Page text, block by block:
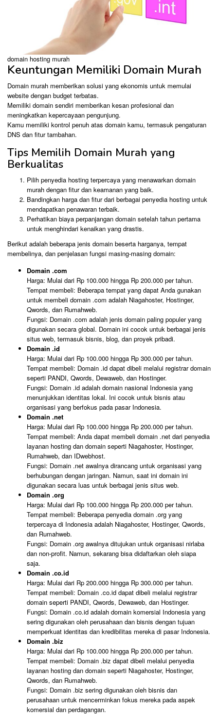
domain hosting murah
Keuntungan Memiliki Domain Murah
Domain murah memberikan solusi yang ekonomis untuk memulai
website dengan budget terbatas.
Memiliki domain sendiri memberikan kesan profesional dan
meningkatkan kepercayaan pengunjung.
Kamu memiliki kontrol penuh atas domain kamu, termasuk pengaturan
DNS dan fitur tambahan.
Tips Memilih Domain Murah yang
Berkualitas
Pilih penyedia hosting terpercaya yang menawarkan domain
murah dengan fitur dan keamanan yang baik.
Bandingkan harga dan fitur dari berbagai penyedia hosting untuk
mendapatkan penawaran terbaik.
Perhatikan biaya perpanjangan domain setelah tahun pertama
untuk menghindari kenaikan yang drastis.
Berikut adalah beberapa jenis domain beserta harganya, tempat
membelinya, dan penjelasan fungsi masing-masing domain:
Domain .com
Harga: Mulai dari Rp 100.000 hingga Rp 200.000 per tahun.
Tempat membeli: Beberapa tempat yang dapat Anda gunakan
untuk membeli domain .com adalah Niagahoster, Hostinger,
Qwords, dan Rumahweb.
Fungsi: Domain .com adalah jenis domain paling populer yang
digunakan secara global. Domain ini cocok untuk berbagai jenis
situs web, termasuk bisnis, blog, dan proyek pribadi.
Domain .id
Harga: Mulai dari Rp 100.000 hingga Rp 300.000 per tahun.
Tempat membeli: Domain .id dapat dibeli melalui registrar domain
seperti PANDI, Qwords, Dewaweb, dan Hostinger.
Fungsi: Domain .id adalah domain nasional Indonesia yang
menunjukkan identitas lokal. Ini cocok untuk bisnis atau
organisasi yang berfokus pada pasar Indonesia.
Domain .net
Harga: Mulai dari Rp 100.000 hingga Rp 200.000 per tahun.
Tempat membeli: Anda dapat membeli domain .net dari penyedia
layanan hosting dan domain seperti Niagahoster, Hostinger,
Rumahweb, dan IDwebhost.
Fungsi: Domain .net awalnya dirancang untuk organisasi yang
berhubungan dengan jaringan. Namun, saat ini domain ini
digunakan secara luas untuk berbagai jenis situs web.
Domain .org
Harga: Mulai dari Rp 100.000 hingga Rp 200.000 per tahun.
Tempat membeli: Beberapa penyedia domain .org yang
terpercaya di Indonesia adalah Niagahoster, Hostinger, Qwords,
dan Rumahweb.
Fungsi: Domain .org awalnya ditujukan untuk organisasi nirlaba
dan non-profit. Namun, sekarang bisa didaftarkan oleh siapa
saja.
Domain .co.id
Harga: Mulai dari Rp 200.000 hingga Rp 300.000 per tahun.
Tempat membeli: Domain .co.id dapat dibeli melalui registrar
domain seperti PANDI, Qwords, Dewaweb, dan Hostinger.
Fungsi: Domain .co.id adalah domain komersial Indonesia yang
sering digunakan oleh perusahaan dan bisnis dengan tujuan
memperkuat identitas dan kredibilitas mereka di pasar Indonesia.
Domain .biz
Harga: Mulai dari Rp 100.000 hingga Rp 200.000 per tahun.
Tempat membeli: Domain .biz dapat dibeli melalui penyedia
layanan hosting dan domain seperti Niagahoster, Hostinger,
Qwords, dan Rumahweb.
Fungsi: Domain .biz sering digunakan oleh bisnis dan
perusahaan untuk mencerminkan fokus mereka pada aspek
komersial dan perdagangan.